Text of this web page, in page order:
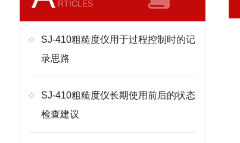
RTICLES
SJ-410粗糙度仪用于过程控制时的记
录思路
SJ-410粗糙度仪长期使用前后的状态
检查建议